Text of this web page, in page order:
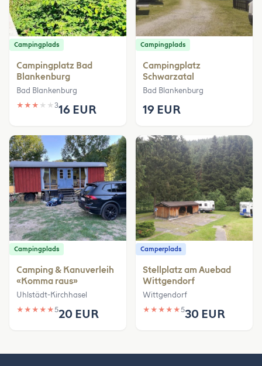
Campingplads
Campingplatz Bad
Blankenburg
Bad Blankenburg
★ ★ ★ ★ ★ 316 EUR
Campingplads
Campingplatz
Schwarzatal
Bad Blankenburg
19 EUR
Campingplads
Camping & Kanuverleih
«Komma raus»
Uhlstädt-Kirchhasel
★ ★ ★ ★ ★520 EUR
Camperplads
Stellplatz am Auebad
Wittgendorf
Wittgendorf
★ ★ ★ ★ ★530 EUR